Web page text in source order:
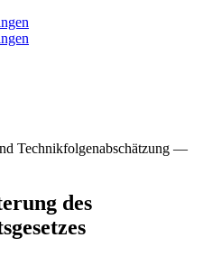
Technikfolgenabschätzung —
des